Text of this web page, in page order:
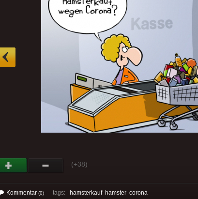
(+38)
Kommentar (0) tags: hamsterkauf hamster corona